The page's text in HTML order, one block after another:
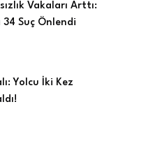
Vakaları Arttı:
Suç Önlendi
Yolcu İki Kez